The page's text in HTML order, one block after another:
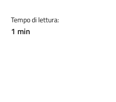
Tempo di lettura:
1 min